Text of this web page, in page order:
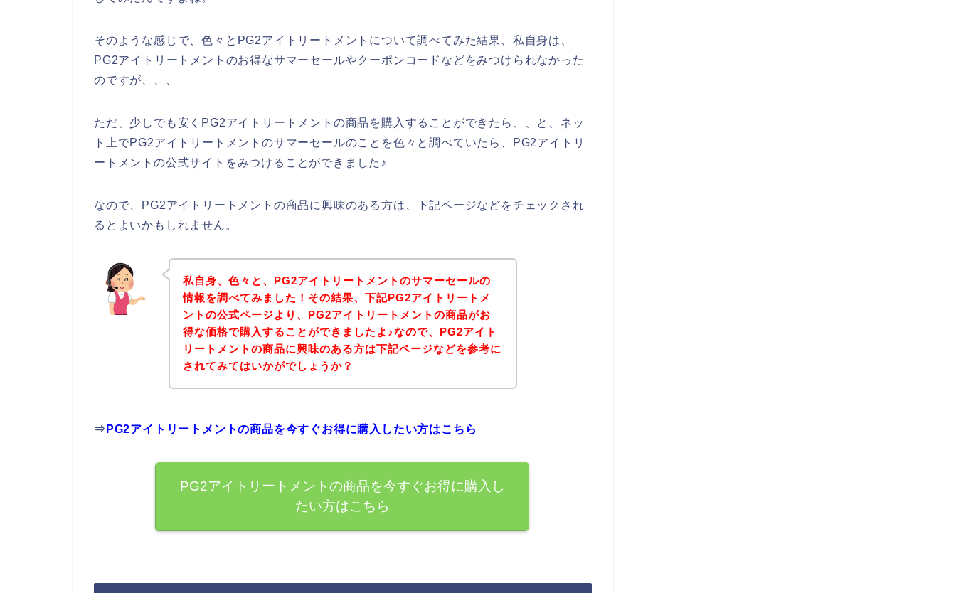
そのような感じで、色々とPG2アイトリートメントについて調べてみた結果、私自身は、
PG2アイトリートメントのお得なサマーセールやクーポンコードなどをみつけられなかった
のですが、、、
ただ、少しでも安くPG2アイトリートメントの商品を購入することができたら、、と、ネッ
ト上でPG2アイトリートメントのサマーセールのことを色々と調べていたら、PG2アイトリ
ートメントの公式サイトをみつけることができました♪
なので、PG2アイトリートメントの商品に興味のある方は、下記ページなどをチェックされ
るとよいかもしれません。
私自身、色々と、PG2アイトリートメントのサマーセールの
情報を調べてみました！その結果、下記PG2アイトリートメ
ントの公式ページより、PG2アイトリートメントの商品がお
得な価格で購入することができましたよ♪なので、PG2アイト
リートメントの商品に興味のある方は下記ページなどを参考に
されてみてはいかがでしょうか？
⇒ PG2アイトリートメントの商品を今すぐお得に購入したい方はこちら
PG2アイトリートメントの商品を今すぐお得に購入し
たい方はこちら